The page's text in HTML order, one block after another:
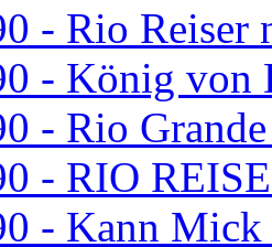
- Rio
- König von
- Rio
- RIO
- Kann Mick